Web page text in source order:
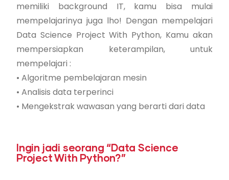
memiliki background IT, kamu bisa mulai
mempelajarinya juga lho! Dengan mempelajari
Data Science Project With Python, Kamu akan
mempersiapkan keterampilan, untuk
mempelajari :
• Algoritme pembelajaran mesin
• Analisis data terperinci
• Mengekstrak wawasan yang berarti dari data
Ingin jadi seorang “Data Science
Project With Python?”